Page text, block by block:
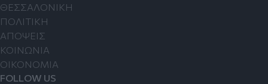
ΘΕΣΣΑΛΟΝΙΚΗ
ΠΟΛΙΤΙΚΗ
ΑΠΟΨΕΙΣ
ΚΟΙΝΩΝΙΑ
ΟΙΚΟΝΟΜΙΑ
FOLLOW US